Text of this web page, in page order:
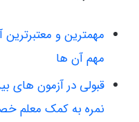
مهمترین و
مهم آن ها
قبولی در آزمون های
نمره به کمک معلم